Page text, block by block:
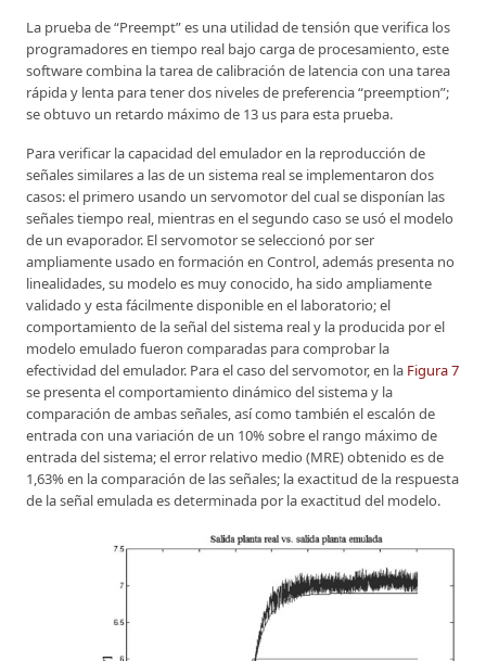
La prueba de “Preempt” es una utilidad de tensión que verifica los
programadores en tiempo real bajo carga de procesamiento, este
software combina la tarea de calibración de latencia con una tarea
rápida y lenta para tener dos niveles de preferencia “preemption”;
se obtuvo un retardo máximo de 13 us para esta prueba.
Para verificar la capacidad del emulador en la reproducción de
señales similares a las de un sistema real se implementaron dos
casos: el primero usando un servomotor del cual se disponían las
señales tiempo real, mientras en el segundo caso se usó el modelo
de un evaporador. El servomotor se seleccionó por ser
ampliamente usado en formación en Control, además presenta no
linealidades, su modelo es muy conocido, ha sido ampliamente
validado y esta fácilmente disponible en el laboratorio; el
comportamiento de la señal del sistema real y la producida por el
modelo emulado fueron comparadas para comprobar la
efectividad del emulador. Para el caso del servomotor, en la Figura 7
se presenta el comportamiento dinámico del sistema y la
comparación de ambas señales, así como también el escalón de
entrada con una variación de un 10% sobre el rango máximo de
entrada del sistema; el error relativo medio (MRE) obtenido es de
1,63% en la comparación de las señales; la exactitud de la respuesta
de la señal emulada es determinada por la exactitud del modelo.